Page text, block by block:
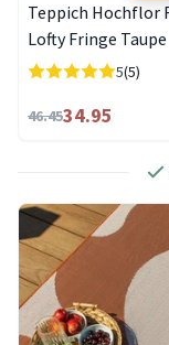
Teppich Hochflor
Lofty Fringe Taupe
5(5)
46.4534.95